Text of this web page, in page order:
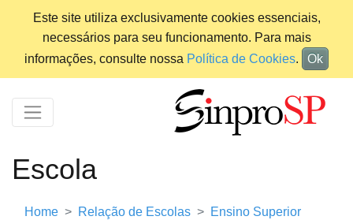
Este site utiliza exclusivamente cookies essenciais,
necessários para seu funcionamento. Para mais
informações, consulte nossa Política de Cookies. Ok
Escola
Home Relação de Escolas
Ensino Superior